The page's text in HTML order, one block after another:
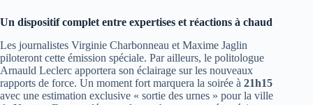
Un dispositif complet entre expertises et réactions à chaud
Les journalistes Virginie Charbonneau et Maxime Jaglin
piloteront cette émission spéciale. Par ailleurs, le politologue
Arnauld Leclerc apportera son éclairage sur les nouveaux
rapports de force. Un moment fort marquera la soirée à 21h15
avec une estimation exclusive « sortie des urnes » pour la ville